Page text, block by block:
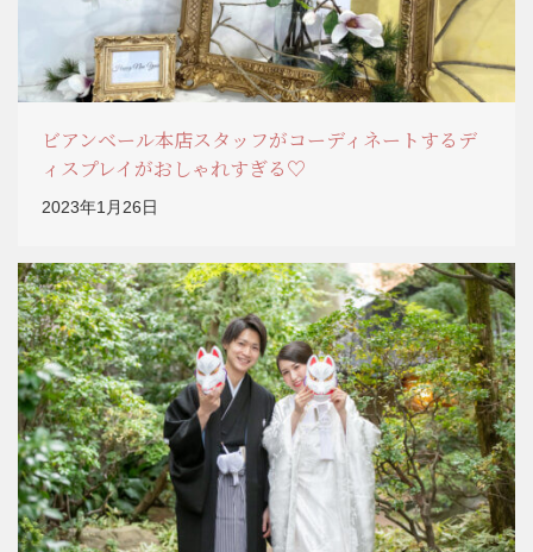
ビアンベール本店スタッフがコーディネートするデ
ィスプレイがおしゃれすぎる♡
2023年1月26日